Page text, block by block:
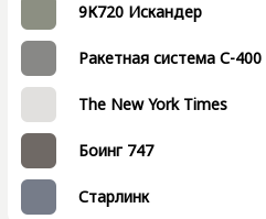
9К720 Искандер
Ракетная система С-400
The New York Times
Боинг 747
Старлинк